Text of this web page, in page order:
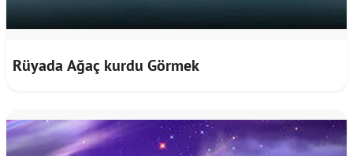
Rüyada Ağaç kurdu Görmek